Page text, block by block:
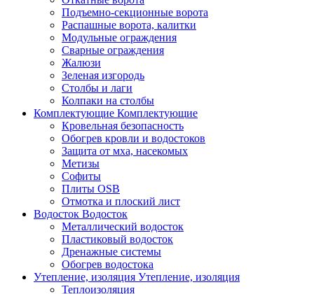
Подъемно-секционные ворота
Распашные ворота, калитки
Модульные ограждения
Сварные ограждения
Жалюзи
Зеленая изгородь
Столбы и лаги
Колпаки на столбы
Комплектующие Комплектующие
Кровельная безопасность
Обогрев кровли и водостоков
Защита от мха, насекомых
Метизы
Софиты
Плиты OSB
Отмотка и плоский лист
Водосток Водосток
Металлический водосток
Пластиковый водосток
Дренажные системы
Обогрев водостока
Утепление, изоляция Утепление, изоляция
Теплоизоляция